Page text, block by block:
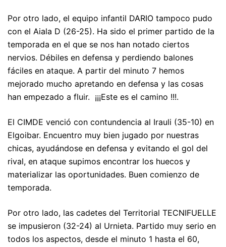
Por otro lado, el equipo infantil DARIO tampoco pudo
con el Aiala D (26-25). Ha sido el primer partido de la
temporada en el que se nos han notado ciertos
nervios. Débiles en defensa y perdiendo balones
fáciles en ataque. A partir del minuto 7 hemos
mejorado mucho apretando en defensa y las cosas
han empezado a fluir. ¡¡¡Este es el camino !!!.
El CIMDE venció con contundencia al Irauli (35-10) en
Elgoibar. Encuentro muy bien jugado por nuestras
chicas, ayudándose en defensa y evitando el gol del
rival, en ataque supimos encontrar los huecos y
materializar las oportunidades. Buen comienzo de
temporada.
Por otro lado, las cadetes del Territorial TECNIFUELLE
se impusieron (32-24) al Urnieta. Partido muy serio en
todos los aspectos, desde el minuto 1 hasta el 60,